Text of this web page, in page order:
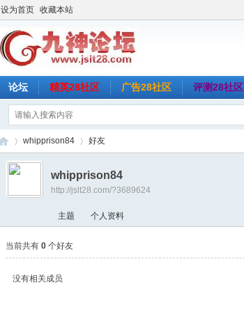
设为首页 收藏本站
论坛 精英28社区 广告28社区 评测28社区
›
whipprison84 好友
whipprison84
http://jslt28.com/?3689624
主题 个人资料
当前共有 0 个好友
没有相关成员